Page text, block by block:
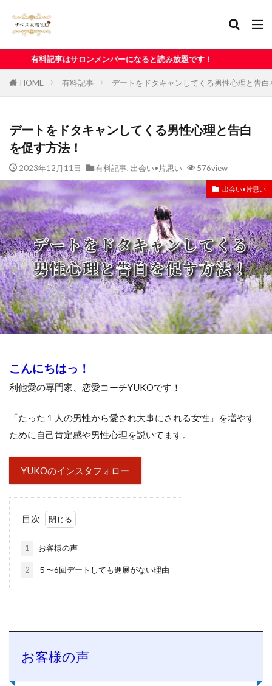
バーになると読み放題です！
HOME 有料記事 デートをドタキャンしてくる男性心理と告
デートをドタキャンしてくる男性心理と告白
を促す方法！
2023年12月11日 有料記事, 出会い•片思い 576view
出会い•片思い
こんにちはっ！
利他愛の専門家、恋愛コーチYUKOです！
「たった１人の男性から愛され大事にされる女性」を増やす
ために自己肯定感や男性心理を説いてます。
YUKOのインスタフォロー
目次
1 お客様の声
2 ５〜6回デートしても進展がない理由
お客様の声